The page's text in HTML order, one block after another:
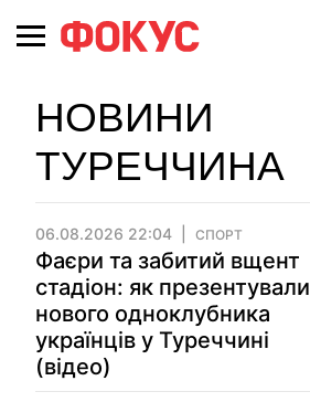
НОВИНИ
ТУРЕЧЧИНА
06.08.2026 22:04 СПОРТ
Фаєри та забитий вщент
стадіон: як презентували
нового одноклубника
українців у Туреччині
(відео)